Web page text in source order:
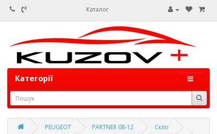
Каталог
Категорії
PEUGEOT PARTNER 08-12
Скло